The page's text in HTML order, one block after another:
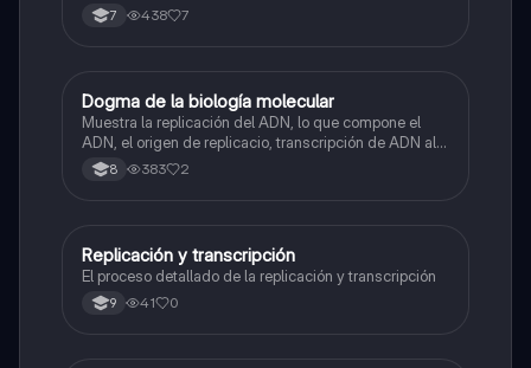
7 438 7
Biologia
Dogma de la biología molecular
Muestra la replicación del ADN, lo que compone el
ADN, el origen de replicacio, transcripción de ADN al
ARN y traducción de ARN a proteína.
8 383 2
Biologia
Replicación y transcripción
El proceso detallado de la replicación y transcripción
9 41 0